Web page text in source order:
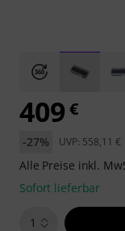
409 €
-27% UVP: 558,11 €
Alle Preise inkl.
Sofort lieferbar
1